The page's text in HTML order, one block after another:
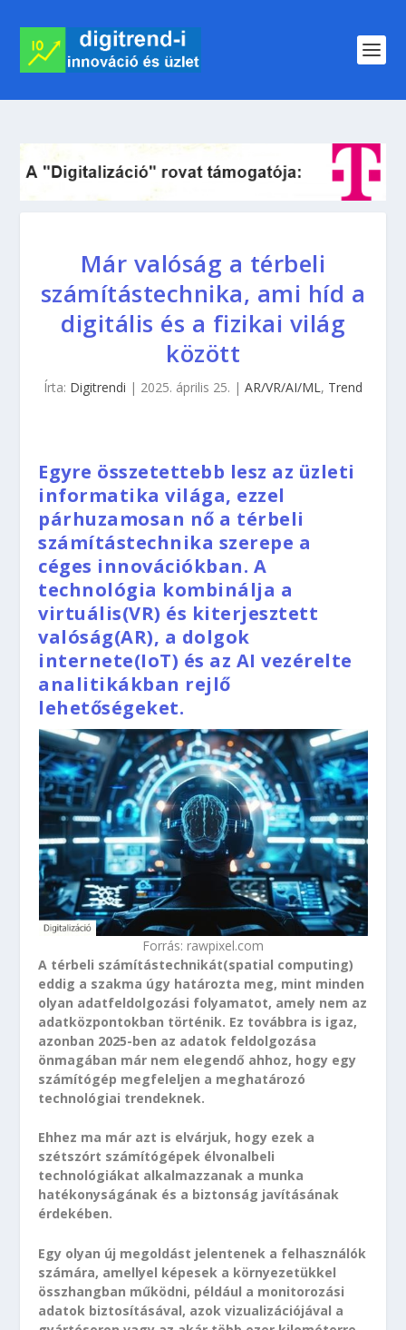
Már valóság a térbeli
számítástechnika, ami híd a
digitális és a fizikai világ
között
Írta: Digitrendi | 2025. április 25. | AR/VR/AI/ML, Trend
Egyre összetettebb lesz az üzleti
informatika világa, ezzel
párhuzamosan nő a térbeli
számítástechnika szerepe a
céges innovációkban. A
technológia kombinálja a
virtuális(VR) és kiterjesztett
valóság(AR), a dolgok
internete(IoT) és az AI vezérelte
analitikákban rejlő
lehetőségeket.
Forrás: rawpixel.com
A térbeli számítástechnikát(spatial computing)
eddig a szakma úgy határozta meg, mint minden
olyan adatfeldolgozási folyamatot, amely nem az
adatközpontokban történik. Ez továbbra is igaz,
azonban 2025-ben az adatok feldolgozása
önmagában már nem elegendő ahhoz, hogy egy
számítógép megfeleljen a meghatározó
technológiai trendeknek.
Ehhez ma már azt is elvárjuk, hogy ezek a
szétszórt számítógépek élvonalbeli
technológiákat alkalmazzanak a munka
hatékonyságának és a biztonság javításának
érdekében.
Egy olyan új megoldást jelentenek a felhasználók
számára, amellyel képesek a környezetükkel
összhangban működni, például a monitorozási
adatok biztosításával, azok vizualizációjával a